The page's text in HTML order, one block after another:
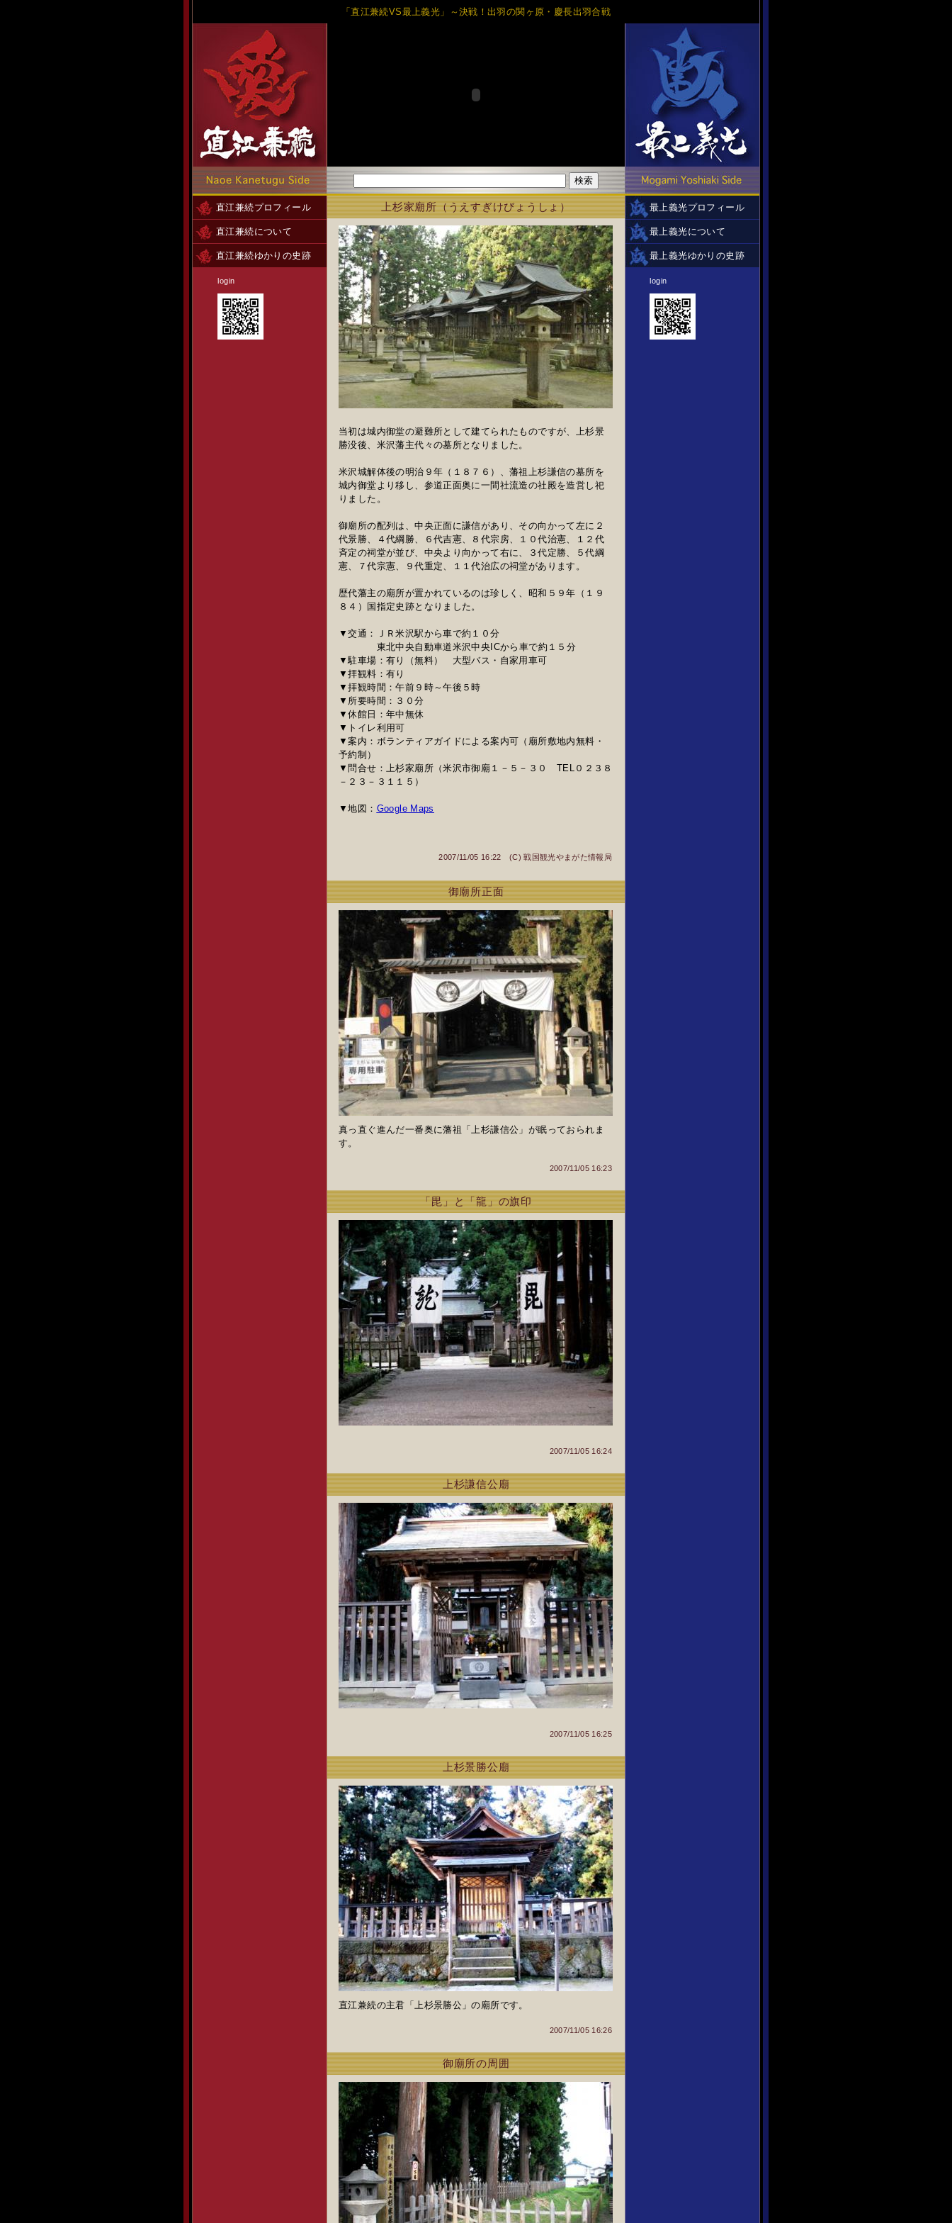
「直江兼続VS最上義光」～決戦！出羽の関ヶ原・慶長出羽合戦
直江兼続プロフィール
直江兼続について
直江兼続ゆかりの史跡
login
上杉家廟所（うえすぎけびょうしょ）
当初は城内御堂の避難所として建てられたものですが、上杉景
勝没後、米沢藩主代々の墓所となりました。
米沢城解体後の明治９年（１８７６）、藩祖上杉謙信の墓所を
城内御堂より移し、参道正面奥に一間社流造の社殿を造営し祀
りました。
御廟所の配列は、中央正面に謙信があり、その向かって左に２
代景勝、４代綱勝、６代吉憲、８代宗房、１０代治憲、１２代
斉定の祠堂が並び、中央より向かって右に、３代定勝、５代綱
憲、７代宗憲、９代重定、１１代治広の祠堂があります。
歴代藩主の廟所が置かれているのは珍しく、昭和５９年（１９
８４）国指定史跡となりました。
▼交通：ＪＲ米沢駅から車で約１０分
東北中央自動車道米沢中央ICから車で約１５分
▼駐車場：有り（無料） 大型バス・自家用車可
▼拝観料：有り
▼拝観時間：午前９時～午後５時
▼所要時間：３０分
▼休館日：年中無休
▼トイレ利用可
▼案内：ボランティアガイドによる案内可（廟所敷地内無料・
予約制）
▼問合せ：上杉家廟所（米沢市御廟１－５－３０ TEL０２３８
－２３－３１１５）
▼地図： Google Maps
2007/11/05 16:22 (C)戦国観光やまがた情報局
御廟所正面
真っ直ぐ進んだ一番奥に藩祖「上杉謙信公」が眠っておられま
す。
2007/11/05 16:23
「毘」と「龍」の旗印
2007/11/05 16:24
上杉謙信公廟
2007/11/05 16:25
上杉景勝公廟
直江兼続の主君「上杉景勝公」の廟所です。
2007/11/05 16:26
御廟所の周囲
最上義光プロフィール
最上義光について
最上義光ゆかりの史跡
login